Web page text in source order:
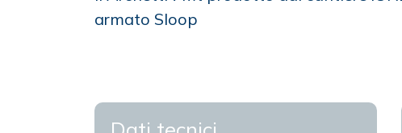
armato Sloop